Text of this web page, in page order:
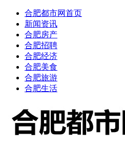
合肥都市网首页
新闻资讯
合肥房产
合肥招聘
合肥经济
合肥美食
合肥旅游
合肥生活